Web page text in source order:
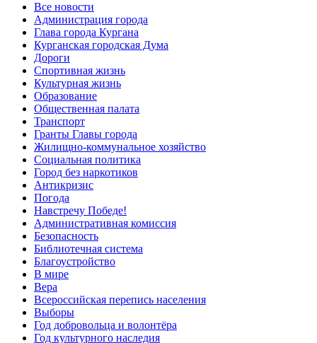
Все новости
Администрация города
Глава города Кургана
Курганская городская Дума
Дороги
Спортивная жизнь
Культурная жизнь
Образование
Общественная палата
Транспорт
Гранты Главы города
Жилищно-коммунальное хозяйство
Социальная политика
Город без наркотиков
Антикризис
Погода
Навстречу Победе!
Административная комиссия
Безопасность
Библиотечная система
Благоустройство
В мире
Вера
Всероссийская перепись населения
Выборы
Год добровольца и волонтёра
Год культурного наследия